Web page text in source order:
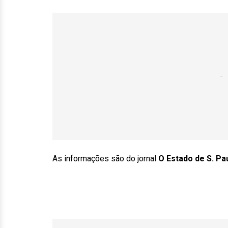
As informações são do jornal O Estado de S.